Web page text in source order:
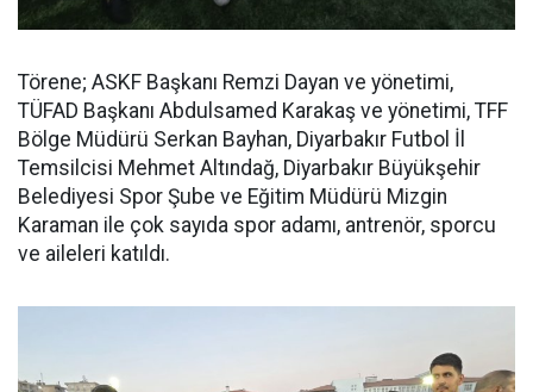
Törene; ASKF Başkanı Remzi Dayan ve yönetimi,
TÜFAD Başkanı Abdulsamed Karakaş ve yönetimi, TFF
Bölge Müdürü Serkan Bayhan, Diyarbakır Futbol İl
Temsilcisi Mehmet Altındağ, Diyarbakır Büyükşehir
Belediyesi Spor Şube ve Eğitim Müdürü Mizgin
Karaman ile çok sayıda spor adamı, antrenör, sporcu
ve aileleri katıldı.